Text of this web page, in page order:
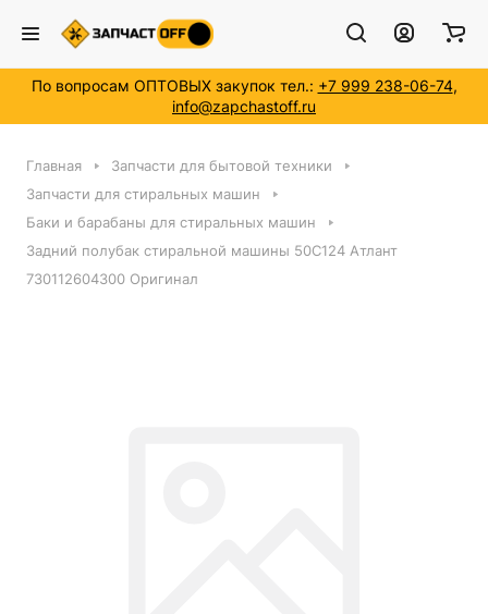
По вопросам ОПТОВЫХ закупок тел.: +7 999 238-06-74,
info@zapchastoff.ru
Главная
Запчасти для бытовой техники
Запчасти для стиральных машин
Баки и барабаны для стиральных машин
Задний полубак стиральной машины 50C124 Атлант
730112604300 Оригинал